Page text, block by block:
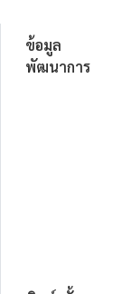
ข้อมูล
พัฒนาการ